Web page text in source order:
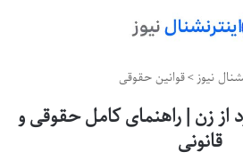
نیوز>قوانین حقوقی
زن | راهنمای کامل حقوقی و
قانونی